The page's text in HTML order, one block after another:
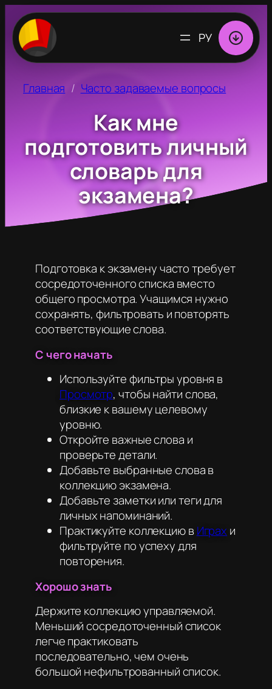
ВЫБРАТЬ
ЯЗЫК
Главная Часто задаваемые вопросы
Как мне
подготовить личный
словарь для
экзамена?
Подготовка к экзамену часто требует
сосредоточенного списка вместо
общего просмотра. Учащимся нужно
сохранять, фильтровать и повторять
соответствующие слова.
С чего начать
Используйте фильтры уровня в
Просмотр, чтобы найти слова,
близкие к вашему целевому
уровню.
Откройте важные слова и
проверьте детали.
Добавьте выбранные слова в
коллекцию экзамена.
Добавьте заметки или теги для
личных напоминаний.
Практикуйте коллекцию вИграх и
фильтруйте по успеху для
повторения.
Хорошо знать
Держите коллекцию управляемой.
Меньший сосредоточенный список
легче практиковать
последовательно, чем очень
большой нефильтрованный список.